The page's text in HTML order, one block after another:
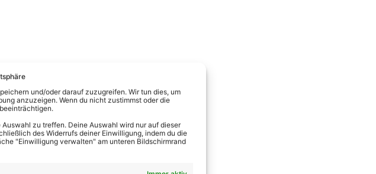
und/oder darauf zuzugreifen. Wir tun dies, um
anzuzeigen. Wenn du nicht zustimmst oder die
zu treffen. Deine Auswahl wird nur auf dieser
des Widerrufs deiner Einwilligung, indem du die
"Einwilligung verwalten" am unteren Bildschirmrand